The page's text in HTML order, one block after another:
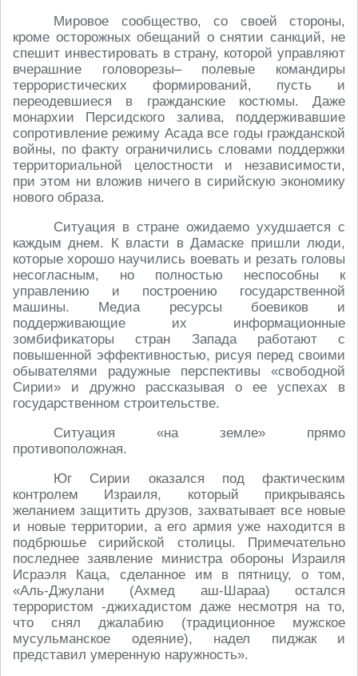
Мировое сообщество, со своей стороны,
кроме осторожных обещаний о снятии санкций, не
спешит инвестировать в страну, которой управляют
вчерашние головорезы– полевые командиры
террористических формирований, пусть и
переодевшиеся в гражданские костюмы. Даже
монархии Персидского залива, поддерживавшие
сопротивление режиму Асада все годы гражданской
войны, по факту ограничились словами поддержки
территориальной целостности и независимости,
при этом ни вложив ничего в сирийскую экономику
нового образа.
Ситуация в стране ожидаемо ухудшается с
каждым днем. К власти в Дамаске пришли люди,
которые хорошо научились воевать и резать головы
несогласным, но полностью неспособны к
управлению и построению государственной
машины. Медиа ресурсы боевиков и
поддерживающие их информационные
зомбификаторы стран Запада работают с
повышенной эффективностью, рисуя перед своими
обывателями радужные перспективы «свободной
Сирии» и дружно рассказывая о ее успехах в
государственном строительстве.
Ситуация «на земле» прямо
противоположная.
Юг Сирии оказался под фактическим
контролем Израиля, который прикрываясь
желанием защитить друзов, захватывает все новые
и новые территории, а его армия уже находится в
подбрюшье сирийской столицы. Примечательно
последнее заявление министра обороны Израиля
Исраэля Каца, сделанное им в пятницу, о том,
«Аль-Джулани (Ахмед аш-Шараа) остался
террористом -джихадистом даже несмотря на то,
что снял джалабию (традиционное мужское
мусульманское одеяние), надел пиджак и
представил умеренную наружность».